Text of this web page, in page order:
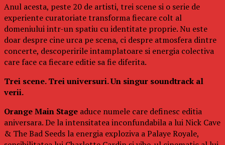
Anul acesta, peste 20 de artisti, trei scene si o serie de
experiente curatoriate transforma fiecare colt al
domeniului intr-un spatiu cu identitate proprie. Nu este
doar despre cine urca pe scena, ci despre atmosfera dintre
concerte, descoperirile intamplatoare si energia colectiva
care face ca fiecare editie sa fie diferita.
Trei scene. Trei universuri. Un singur soundtrack al
verii.
Orange Main Stage aduce numele care definesc editia
aniversara. De la intensitatea inconfundabila a lui Nick Cave
& The Bad Seeds la energia exploziva a Palaye Royale,